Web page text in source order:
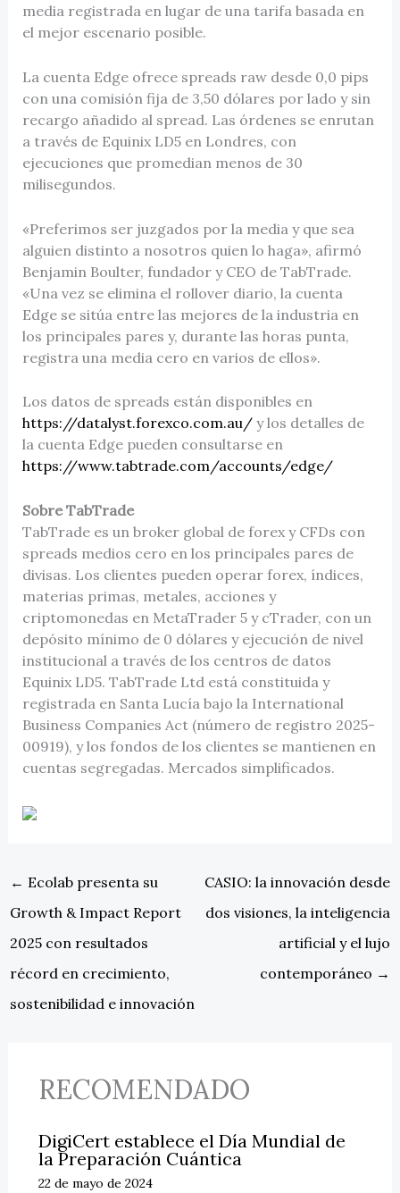
media registrada en lugar de una tarifa basada en
el mejor escenario posible.
La cuenta Edge ofrece spreads raw desde 0,0 pips
con una comisión fija de 3,50 dólares por lado y sin
recargo añadido al spread. Las órdenes se enrutan
a través de Equinix LD5 en Londres, con
ejecuciones que promedian menos de 30
milisegundos.
«Preferimos ser juzgados por la media y que sea
alguien distinto a nosotros quien lo haga», afirmó
Benjamin Boulter, fundador y CEO de TabTrade.
«Una vez se elimina el rollover diario, la cuenta
Edge se sitúa entre las mejores de la industria en
los principales pares y, durante las horas punta,
registra una media cero en varios de ellos».
Los datos de spreads están disponibles en
https://datalyst.forexco.com.au/y los detalles de
la cuenta Edge pueden consultarse en
https://www.tabtrade.com/accounts/edge/
Sobre TabTrade
TabTrade es un broker global de forex y CFDs con
spreads medios cero en los principales pares de
divisas. Los clientes pueden operar forex, índices,
materias primas, metales, acciones y
criptomonedas en MetaTrader 5 y cTrader, con un
depósito mínimo de 0 dólares y ejecución de nivel
institucional a través de los centros de datos
Equinix LD5. TabTrade Ltd está constituida y
registrada en Santa Lucía bajo la International
Business Companies Act (número de registro 2025-
00919), y los fondos de los clientes se mantienen en
cuentas segregadas. Mercados simplificados.
← Ecolab presenta su
Growth & Impact Report
2025 con resultados
récord en crecimiento,
sostenibilidad e innovación
CASIO: la innovación desde
dos visiones, la inteligencia
artificial y el lujo
contemporáneo →
RECOMENDADO
DigiCert establece el Día Mundial de
la Preparación Cuántica
22 de mayo de 2024